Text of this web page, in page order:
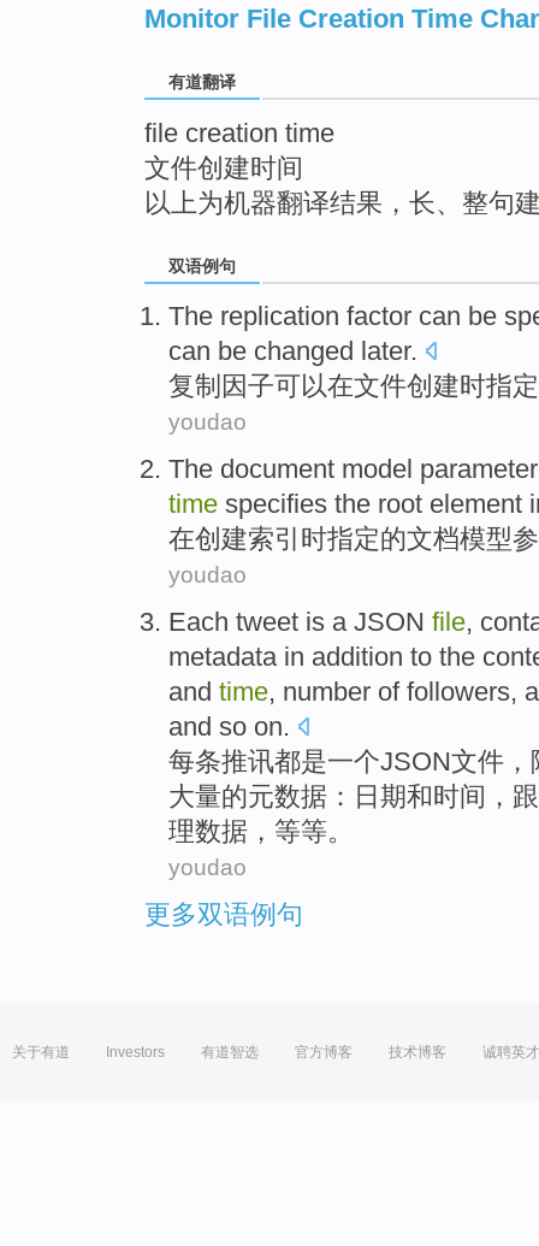
Monitor File Creation Time
有道翻译
file creation time
文件创建时间
以上为机器翻译结果，长、整句
双语例句
The replication factor can be
can be changed later.
复制 因子可以在文件创建时指定
youdao
The document model parameter
time specifies the root element
在创建索引 时指定的文档模型
youdao
Each tweet is a JSON file,
metadata in addition to the
and time, number of followers,
and so on.
每条推讯都是一个JSON文件 ，
大量的元数据 ： 日期和时间 ，
理数据，等等。
youdao
更多双语例句
关于有道 Investors 有道智选 官方博客 技术博客 诚聘英才